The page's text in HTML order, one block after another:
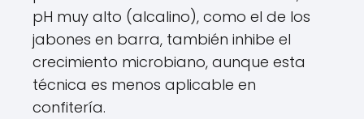
pH muy alto (alcalino), como el de los
jabones en barra, también inhibe el
crecimiento microbiano, aunque esta
técnica es menos aplicable en
confitería.